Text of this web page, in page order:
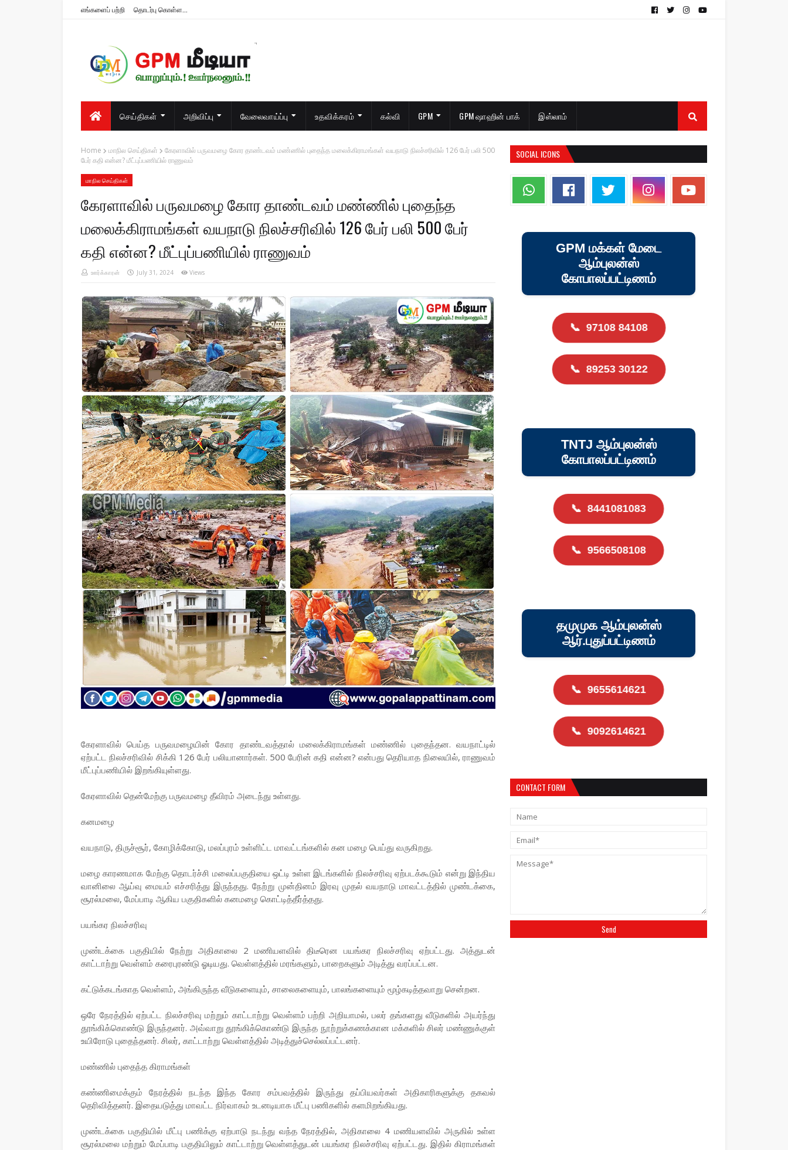
எங்களைப் பற்றி தொடர்பு கொள்ள...
செய்திகள்
அறிவிப்பு வேலைவாய்ப்பு உதவிக்கரம் கல்வி GPM GPM ஷாஹின் பாக் இஸ்லாம்
Home மாநில செய்திகள்
கேரளாவில் பருவமழை கோர தாண்டவம் மண்ணில் புதைந்த மலைக்கிராமங்கள் வயநாடு நிலச்சரிவில் 126 பேர் பலி 500
பேர் கதி என்ன? மீட்புப்பணியில் ராணுவம்
மாநில செய்திகள்
கேரளாவில் பருவமழை கோர தாண்டவம் மண்ணில் புதைந்த
மலைக்கிராமங்கள் வயநாடு நிலச்சரிவில் 126 பேர் பலி 500 பேர்
கதி என்ன? மீட்புப்பணியில் ராணுவம்
ஊர்க்காரன் July 31, 2024 Views
கேரளாவில் பெய்த பருவமழையின் கோர தாண்டவத்தால் மலைக்கிராமங்கள் மண்ணில் புதைந்தன. வயநாட்டில்
ஏற்பட்ட நிலச்சரிவில் சிக்கி 126 பேர் பலியானார்கள். 500 பேரின் கதி என்ன? என்பது தெரியாத நிலையில், ராணுவம்
மீட்புப்பணியில் இறங்கியுள்ளது.
கேரளாவில் தென்மேற்கு பருவமழை தீவிரம் அடைந்து உள்ளது.
கனமழை
வயநாடு, திருச்சூர், கோழிக்கோடு, மலப்புரம் உள்ளிட்ட மாவட்டங்களில் கன மழை பெய்து வருகிறது.
மழை காரணமாக மேற்கு தொடர்ச்சி மலைப்பகுதியை ஒட்டி உள்ள இடங்களில் நிலச்சரிவு ஏற்படக்கூடும் என்று இந்திய
வானிலை ஆய்வு மையம் எச்சரித்து இருந்தது. நேற்று முன்தினம் இரவு முதல் வயநாடு மாவட்டத்தில் முண்டக்கை,
சூரல்மலை, மேப்பாடி ஆகிய பகுதிகளில் கனமழை கொட்டித்தீர்த்தது.
பயங்கர நிலச்சரிவு
முண்டக்கை பகுதியில் நேற்று அதிகாலை 2 மணியளவில் திடீரென பயங்கர நிலச்சரிவு ஏற்பட்டது. அத்துடன்
காட்டாற்று வெள்ளம் கரைபுரண்டு ஓடியது. வெள்ளத்தில் மரங்களும், பாறைகளும் அடித்து வரப்பட்டன.
கட்டுக்கடங்காத வெள்ளம், அங்கிருந்த வீடுகளையும், சாலைகளையும், பாலங்களையும் மூழ்கடித்தவாறு சென்றன.
ஒரே நேரத்தில் ஏற்பட்ட நிலச்சரிவு மற்றும் காட்டாற்று வெள்ளம் பற்றி அறியாமல், பலர் தங்களது வீடுகளில் அயர்ந்து
தூங்கிக்கொண்டு இருந்தனர். அவ்வாறு தூங்கிக்கொண்டு இருந்த நூற்றுக்கணக்கான மக்களில் சிலர் மண்ணுக்குள்
உயிரோடு புதைந்தனர். சிலர், காட்டாற்று வெள்ளத்தில் அடித்துச்செல்லப்பட்டனர்.
மண்ணில் புதைந்த கிராமங்கள்
கண்ணிமைக்கும் நேரத்தில் நடந்த இந்த கோர சம்பவத்தில் இருந்து தப்பியவர்கள் அதிகாரிகளுக்கு தகவல்
தெரிவித்தனர். இதையடுத்து மாவட்ட நிர்வாகம் உடனடியாக மீட்பு பணிகளில் களமிறங்கியது.
முண்டக்கை பகுதியில் மீட்பு பணிக்கு ஏற்பாடு நடந்து வந்த நேரத்தில், அதிகாலை 4 மணியளவில் அருகில் உள்ள
சூரல்மலை மற்றும் மேப்பாடி பகுதியிலும் காட்டாற்று வெள்ளத்துடன் பயங்கர நிலச்சரிவு ஏற்பட்டது. இதில் கிராமங்கள்
SOCIAL ICONS
GPM மக்கள் மேடை
ஆம்புலன்ஸ்
கோபாலப்பட்டிணம்
📞 97108 84108
📞 89253 30122
TNTJ ஆம்புலன்ஸ்
கோபாலப்பட்டிணம்
📞 8441081083
📞 9566508108
தமுமுக ஆம்புலன்ஸ்
ஆர்.புதுப்பட்டிணம்
📞 9655614621
📞 9092614621
CONTACT FORM